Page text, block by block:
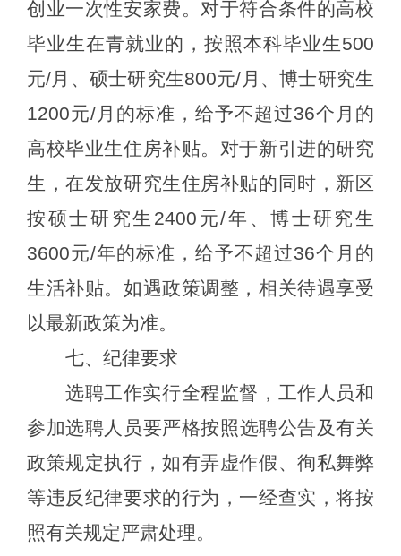
创业一次性安家费。对于符合条件的高校
毕业生在青就业的，按照本科毕业生500
元/月、硕士研究生800元/月、博士研究生
1200元/月的标准，给予不超过36个月的
高校毕业生住房补贴。对于新引进的研究
生，在发放研究生住房补贴的同时，新区
按硕士研究生2400元/年、博士研究生
3600元/年的标准，给予不超过36个月的
生活补贴。如遇政策调整，相关待遇享受
以最新政策为准。
七、纪律要求
选聘工作实行全程监督，工作人员和
参加选聘人员要严格按照选聘公告及有关
政策规定执行，如有弄虚作假、徇私舞弊
等违反纪律要求的行为，一经查实，将按
照有关规定严肃处理。